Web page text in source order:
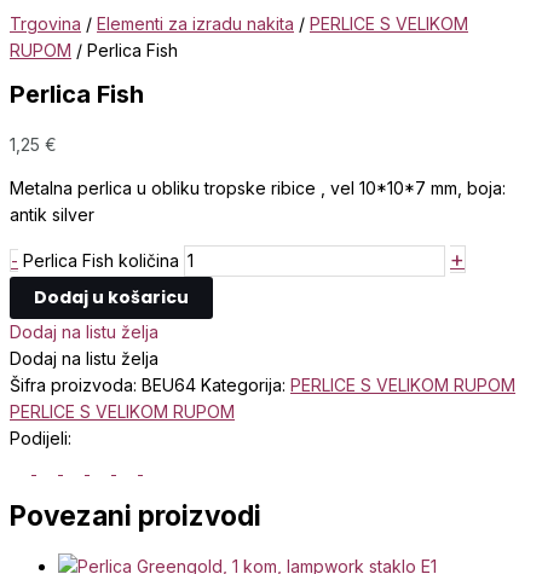
Trgovina / Elementi za izradu nakita / PERLICE S VELIKOM
RUPOM / Perlica Fish
Perlica Fish
1,25 €
Metalna perlica u obliku tropske ribice , vel 10*10*7 mm, boja:
antik silver
- Perlica Fish količina +
Dodaj u košaricu
Dodaj na listu želja
Dodaj na listu želja
Šifra proizvoda: BEU64 Kategorija: PERLICE S VELIKOM RUPOM
PERLICE S VELIKOM RUPOM
Podijeli:
Povezani proizvodi